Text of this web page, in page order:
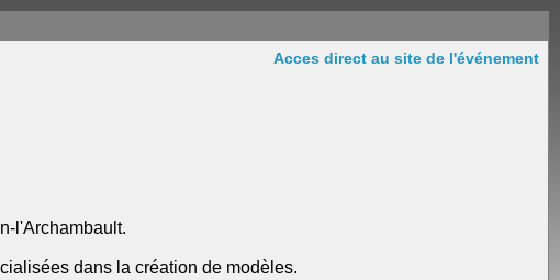
Acces direct au site de l'événement
l'Archambault.
dans la création de modèles.